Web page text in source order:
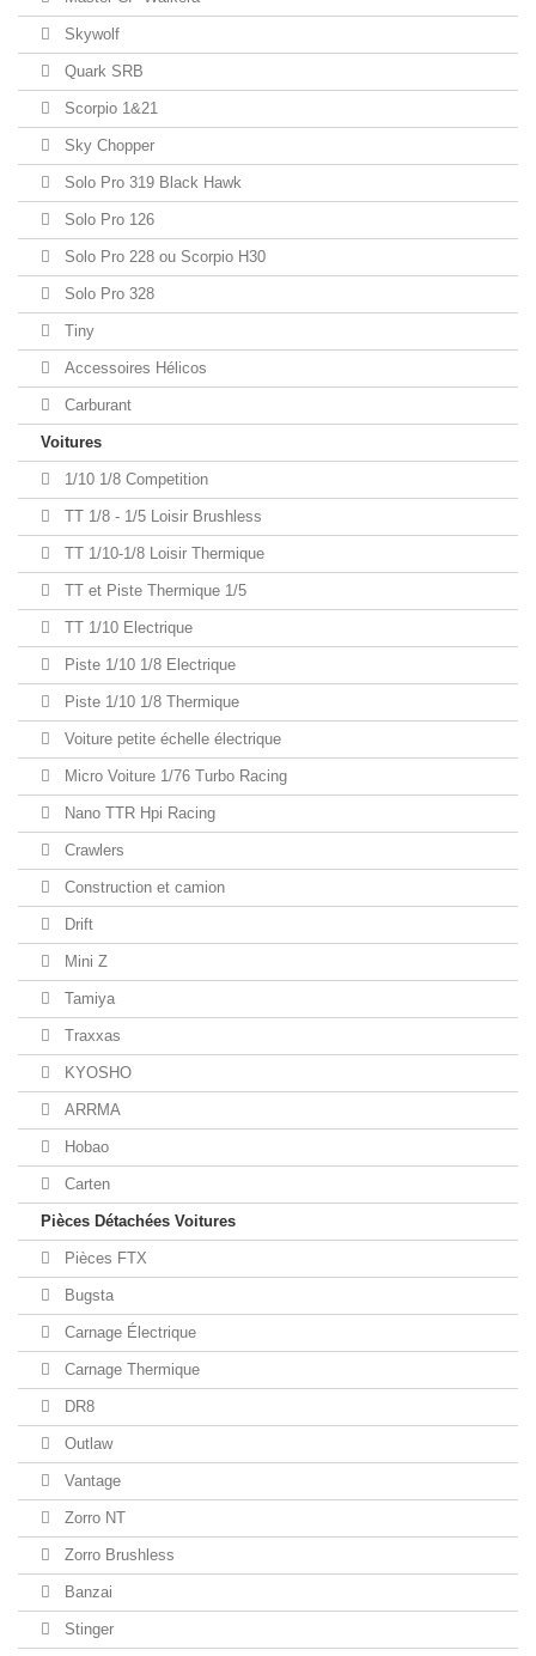
Skywolf
Quark SRB
Scorpio 1&21
Sky Chopper
Solo Pro 319 Black Hawk
Solo Pro 126
Solo Pro 228 ou Scorpio H30
Solo Pro 328
Tiny
Accessoires Hélicos
Carburant
Voitures
1/10 1/8 Competition
TT 1/8 - 1/5 Loisir Brushless
TT 1/10-1/8 Loisir Thermique
TT et Piste Thermique 1/5
TT 1/10 Electrique
Piste 1/10 1/8 Electrique
Piste 1/10 1/8 Thermique
Voiture petite échelle électrique
Micro Voiture 1/76 Turbo Racing
Nano TTR Hpi Racing
Crawlers
Construction et camion
Drift
Mini Z
Tamiya
Traxxas
KYOSHO
ARRMA
Hobao
Carten
Pièces Détachées Voitures
Pièces FTX
Bugsta
Carnage Électrique
Carnage Thermique
DR8
Outlaw
Vantage
Zorro NT
Zorro Brushless
Banzai
Stinger